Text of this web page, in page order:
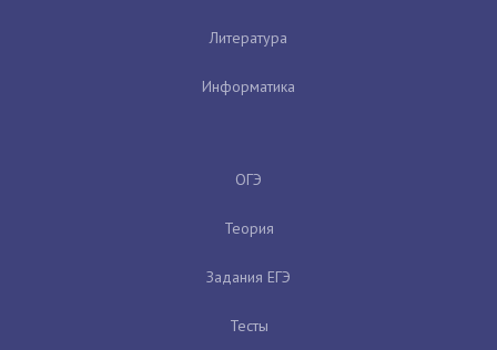
Литература
Информатика
ОГЭ
Теория
Задания ЕГЭ
Тесты